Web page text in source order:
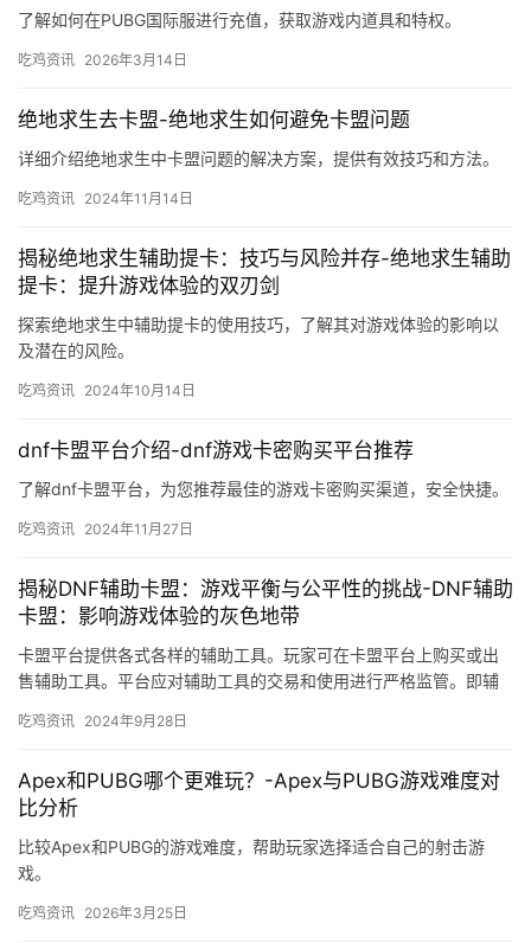
了解如何在PUBG国际服进行充值，获取游戏内道具和特权。
吃鸡资讯 2026年3月14日
绝地求生去卡盟-绝地求生如何避免卡盟问题
详细介绍绝地求生中卡盟问题的解决方案，提供有效技巧和方法。
吃鸡资讯 2024年11月14日
揭秘绝地求生辅助提卡：技巧与风险并存-绝地求生辅助
提卡：提升游戏体验的双刃剑
探索绝地求生中辅助提卡的使用技巧，了解其对游戏体验的影响以
及潜在的风险。
吃鸡资讯 2024年10月14日
dnf卡盟平台介绍-dnf游戏卡密购买平台推荐
了解dnf卡盟平台，为您推荐最佳的游戏卡密购买渠道，安全快捷。
吃鸡资讯 2024年11月27日
揭秘DNF辅助卡盟：游戏平衡与公平性的挑战-DNF辅助
卡盟：影响游戏体验的灰色地带
卡盟平台提供各式各样的辅助工具。玩家可在卡盟平台上购买或出
售辅助工具。平台应对辅助工具的交易和使用进行严格监管。即辅
吃鸡资讯 2024年9月28日
Apex和PUBG哪个更难玩？-Apex与PUBG游戏难度对
比分析
比较Apex和PUBG的游戏难度，帮助玩家选择适合自己的射击游
戏。
吃鸡资讯 2026年3月25日